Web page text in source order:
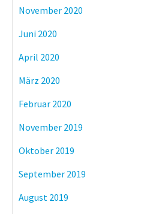
November 2020
Juni 2020
April 2020
März 2020
Februar 2020
November 2019
Oktober 2019
September 2019
August 2019